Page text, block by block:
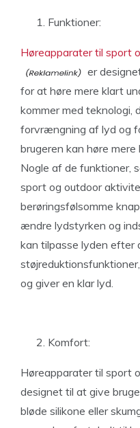
Funktioner:
Høreapparater til sport
er
for at høre mere klart
kommer med teknologi,
forvrængning af lyd og
brugeren kan høre
Nogle af de funktioner,
sport og outdoor
berøringsfølsomme
ændre lydstyrken og
kan tilpasse lyden efter
og giver en klar lyd.
Komfort:
Høreapparater til sport
designet til at give
bløde silikone eller